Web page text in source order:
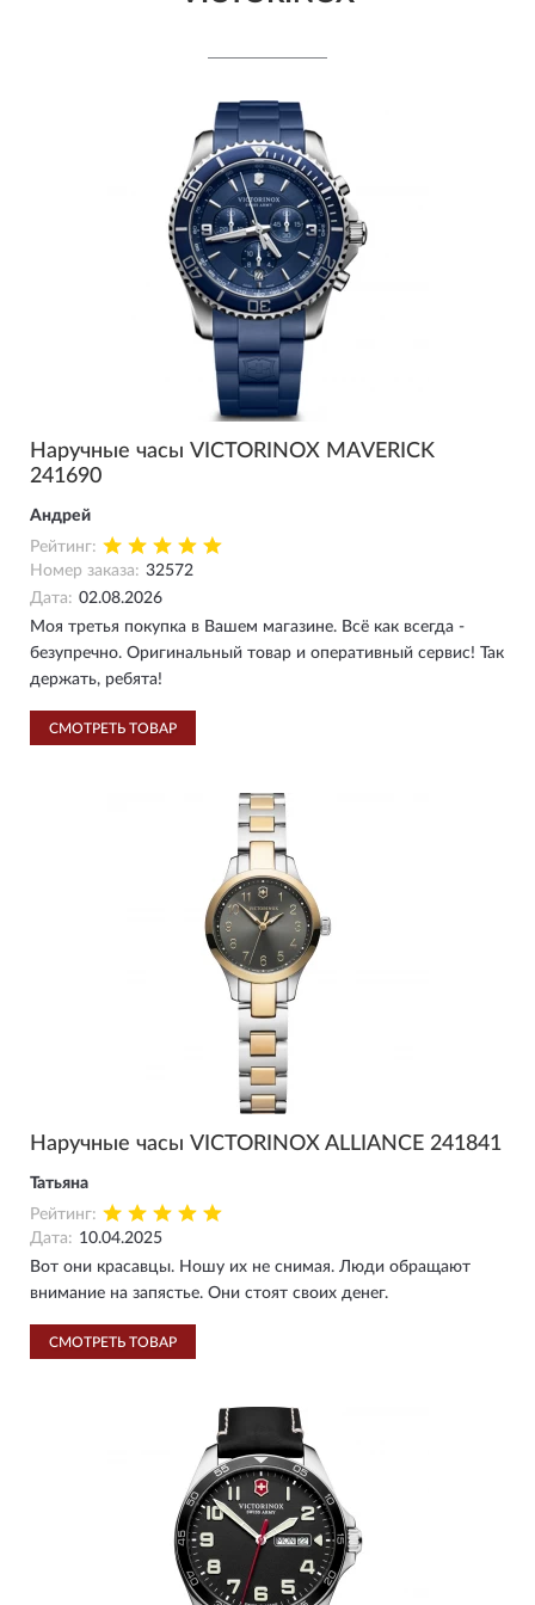
Наручные часы VICTORINOX MAVERICK
241690
Андрей
Рейтинг:
Номер заказа: 32572
Дата: 02.08.2026
Моя третья покупка в Вашем магазине. Всё как всегда -
безупречно. Оригинальный товар и оперативный сервис! Так
держать, ребята!
СМОТРЕТЬ ТОВАР
Наручные часы VICTORINOX ALLIANCE 241841
Татьяна
Рейтинг:
Дата: 10.04.2025
Вот они красавцы. Ношу их не снимая. Люди обращают
внимание на запястье. Они стоят своих денег.
СМОТРЕТЬ ТОВАР